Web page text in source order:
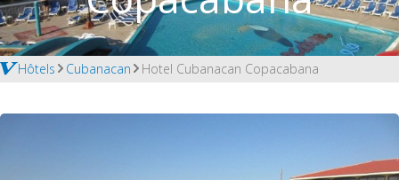
Hôtels Cubanacan Hotel Cubanacan Copacabana